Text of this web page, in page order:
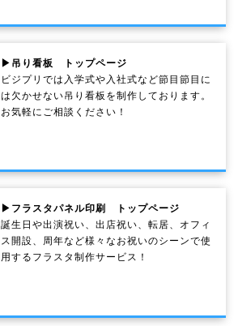
▶吊り看板 トップページ
ビジプリでは入学式や入社式など節目節目に
は欠かせない吊り看板を制作しております。
お気軽にご相談ください！
▶フラスタパネル印刷 トップページ
誕生日や出演祝い、出店祝い、転居、オフィ
ス開設、周年など様々なお祝いのシーンで使
用するフラスタ制作サービス！